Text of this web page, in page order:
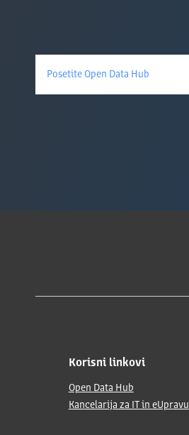
Posetite Open Data Hub
Korisni linkovi
Open Data Hub
Kancelarija za IT in eUpravu